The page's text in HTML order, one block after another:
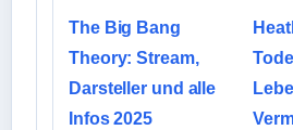
The Big Bang
Theory: Stream,
Darsteller und alle
Infos 2025